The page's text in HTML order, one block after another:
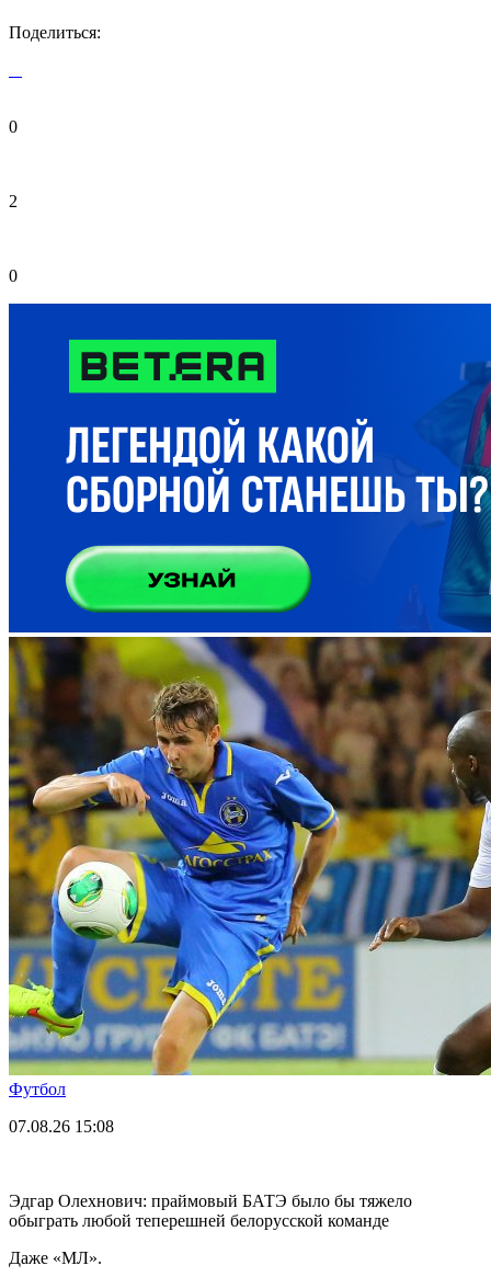
Поделиться:
0
2
0
Футбол
07.08.26 15:08
Эдгар Олехнович: праймовый БАТЭ было бы тяжело
обыграть любой теперешней белорусской команде
Даже «МЛ».